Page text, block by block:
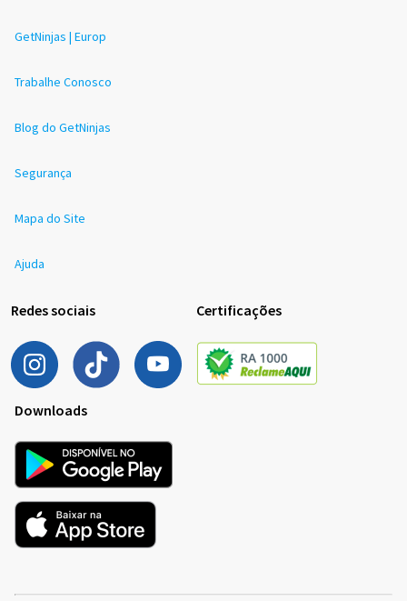
GetNinjas | Europ
Trabalhe Conosco
Blog do GetNinjas
Segurança
Mapa do Site
Ajuda
Redes sociais Certificações
Downloads